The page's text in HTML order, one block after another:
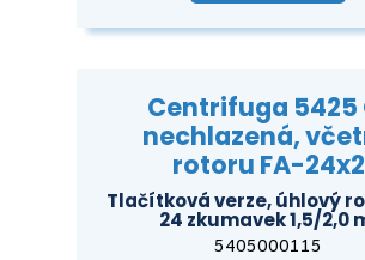
Centrifuga 5425
nechlazená,
rotoru FA-24x2
Tlačítková verze, úhlový
24 zkumavek 1,5/2,0
5405000115